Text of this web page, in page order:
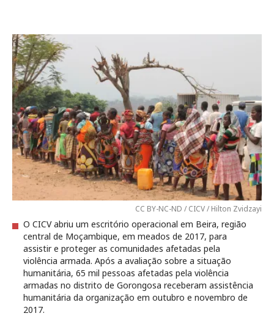
CC BY-NC-ND / CICV / Hilton Zvidzayi
O CICV abriu um escritório operacional em Beira, região
central de Moçambique, em meados de 2017, para
assistir e proteger as comunidades afetadas pela
violência armada. Após a avaliação sobre a situação
humanitária, 65 mil pessoas afetadas pela violência
armadas no distrito de Gorongosa receberam assistência
humanitária da organização em outubro e novembro de
2017.